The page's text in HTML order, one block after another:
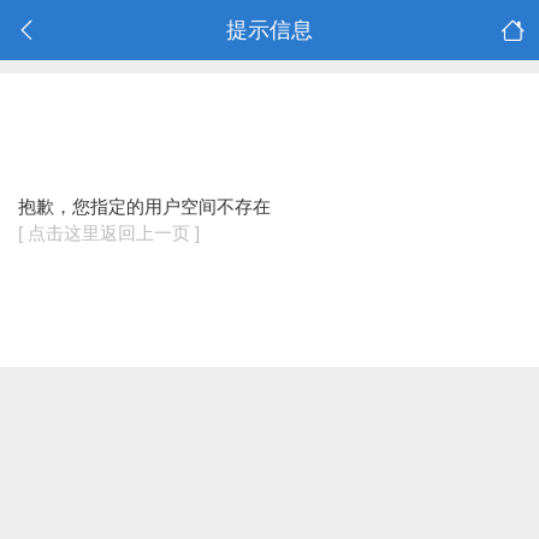
提示信息
抱歉，您指定的用户空间不存在
[ 点击这里返回上一页 ]